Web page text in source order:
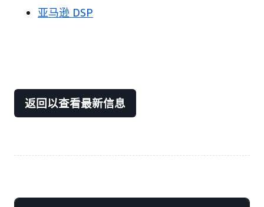
亚马逊 DSP
返回以查看最新信息